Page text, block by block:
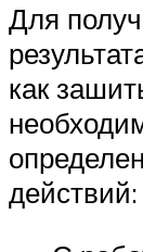
Для
как
действий: